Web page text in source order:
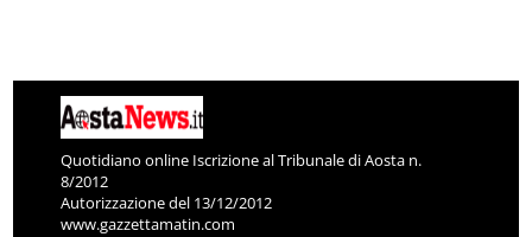
Quotidiano online Iscrizione al Tribunale di Aosta n.
8/2012
Autorizzazione del 13/12/2012
www.gazzettamatin.com